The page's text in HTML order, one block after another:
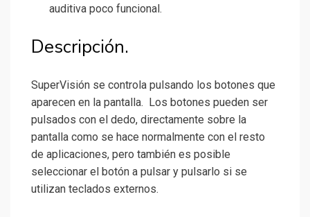
auditiva poco funcional.
Descripción.
SuperVisión se controla pulsando los botones que
aparecen en la pantalla. Los botones pueden ser
pulsados con el dedo, directamente sobre la
pantalla como se hace normalmente con el resto
de aplicaciones, pero también es posible
seleccionar el botón a pulsar y pulsarlo si se
utilizan teclados externos.